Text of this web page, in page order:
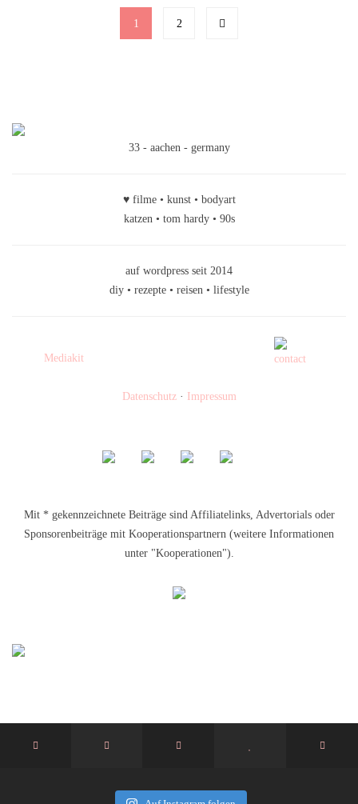
1 2
33 - aachen - germany
♥ filme • kunst • bodyart
katzen • tom hardy • 90s
auf wordpress seit 2014
diy • rezepte • reisen • lifestyle
Mediakit
Datenschutz· Impressum
Mit * gekennzeichnete Beiträge sind Affiliatelinks, Advertorials oder
Sponsorenbeiträge mit Kooperationspartnern (weitere Informationen
unter "Kooperationen").